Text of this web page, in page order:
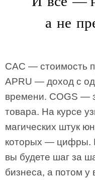
а не
САС — стоимость
APRU — доход с
времени. COGS —
товара. На курсе
магических штук
которых — цифры.
вы будете шаг за
бизнеса, а потом у